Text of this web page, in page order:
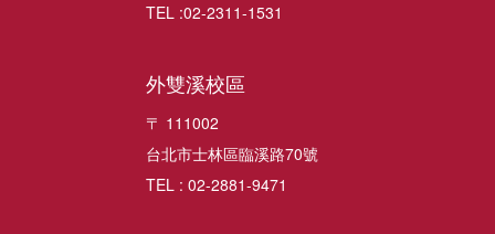
TEL :02-2311-1531
外雙溪校區
〒 111002
台北市士林區臨溪路70號
TEL : 02-2881-9471